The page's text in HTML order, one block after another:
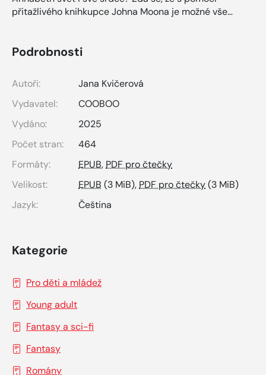
přitažlivého knihkupce Johna Moona je možné vše…
Podrobnosti
Autoři:
Jana Kvičerová
Vydavatel:
COOBOO
Vydáno:
2025
Počet stran:
464
Formáty:
EPUB, PDF pro čtečky
Velikost:
EPUB (3 MiB), PDF pro čtečky(3 MiB)
Jazyk:
Čeština
Kategorie
Pro děti a mládež
Young adult
Fantasy a sci-fi
Fantasy
Romány